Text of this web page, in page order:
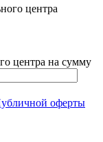
центра
центра на сумму
оферты